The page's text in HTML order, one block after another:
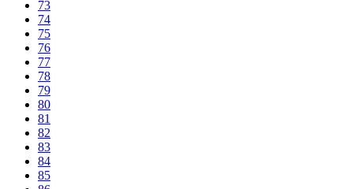
73
74
75
76
77
78
79
80
81
82
83
84
85